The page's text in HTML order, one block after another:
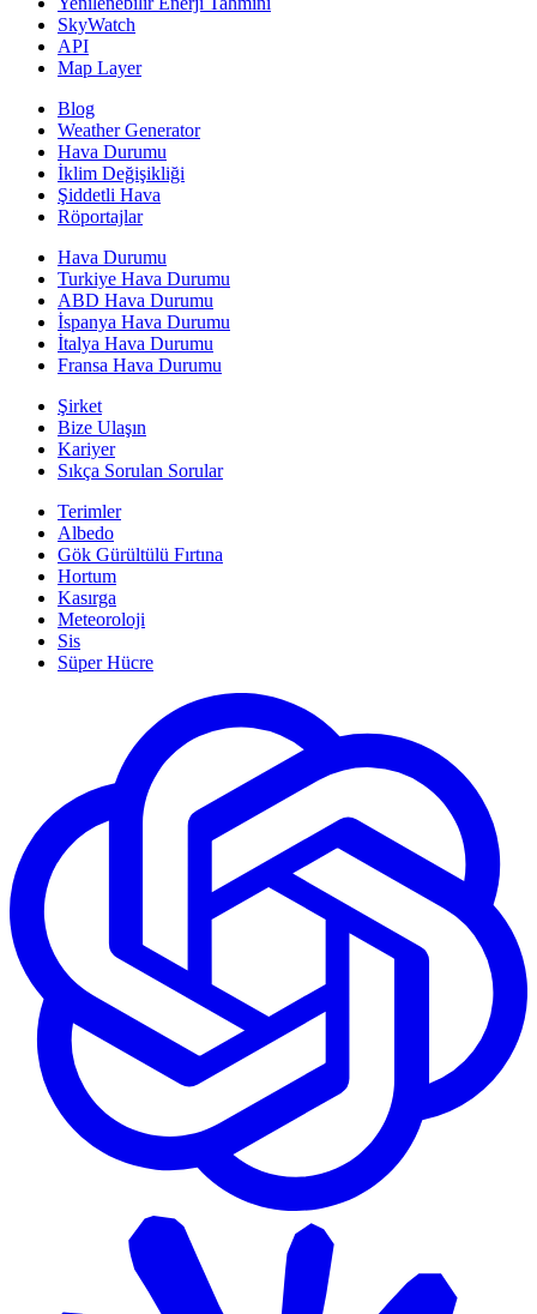
SkyWatch
API
Map Layer
Blog
Weather Generator
Hava Durumu
İklim Değişikliği
Şiddetli Hava
Röportajlar
Hava Durumu
Turkiye Hava Durumu
ABD Hava Durumu
İspanya Hava Durumu
İtalya Hava Durumu
Fransa Hava Durumu
Şirket
Bize Ulaşın
Kariyer
Sıkça Sorulan Sorular
Terimler
Albedo
Gök Gürültülü Fırtına
Hortum
Kasırga
Meteoroloji
Sis
Süper Hücre